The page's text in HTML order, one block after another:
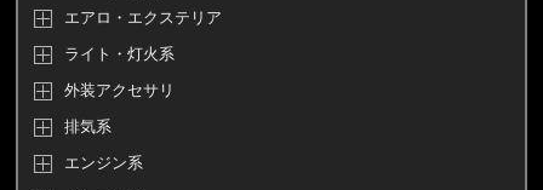
エアロ・エクステリア
ライト・灯火系
外装アクセサリ
排気系
エンジン系